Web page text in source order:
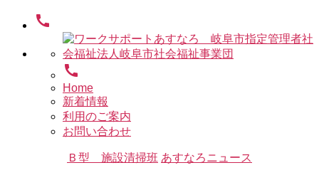
call
call
Home
新着情報
利用のご案内
お問い合わせ
カ
Ｂ型 施設清掃班 あすなろニュース